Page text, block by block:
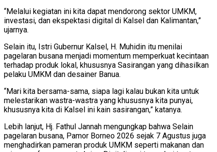
“Melalui kegiatan ini kita dapat mendorong sektor UMKM,
investasi, dan ekspektasi digital di Kalsel dan Kalimantan,”
ujarnya.
Selain itu, Istri Gubernur Kalsel, H. Muhidin itu menilai
pagelaran busana menjadi momentum memperkuat kecintaan
terhadap produk lokal, khususnya Sasirangan yang dihasilkan
pelaku UMKM dan desainer Banua.
“Mari kita bersama-sama, siapa lagi kalau bukan kita untuk
melestarikan wastra-wastra yang khususnya kita punyai,
khususnya kita di Kalsel ini kain sasirangan,” katanya.
Lebih lanjut, Hj. Fathul Jannah mengungkap bahwa Selain
pagelaran busana, Pamor Borneo 2026 sejak 7 Agustus juga
menghadirkan pameran produk UMKM seperti makanan dan